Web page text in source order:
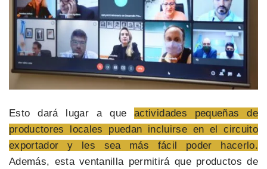
Esto dará lugar a queactividades pequeñas de
productores locales puedan incluirse en el circuito
exportador y les sea más fácil poder hacerlo.
Además, esta ventanilla permitirá que productos de